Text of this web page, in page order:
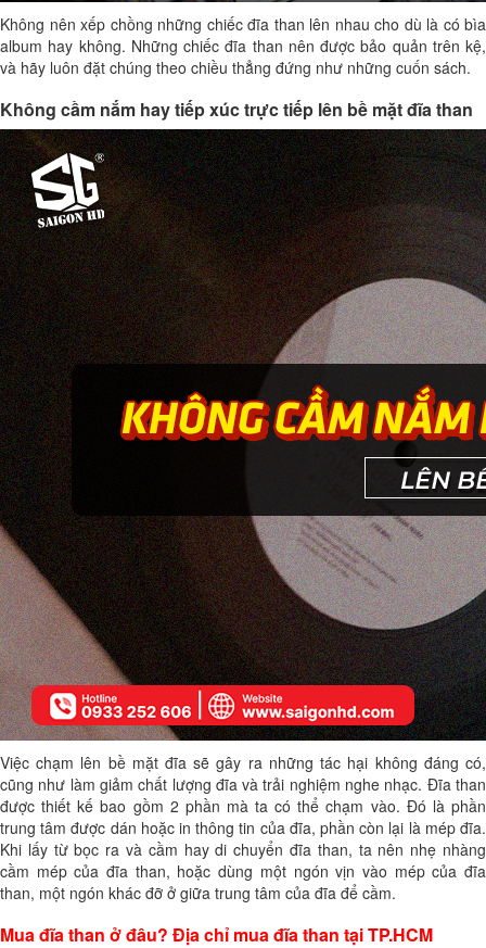
Không nên xếp chồng những chiếc đĩa than lên nhau cho dù là có bìa
album hay không. Những chiếc đĩa than nên được bảo quản trên kệ,
và hãy luôn đặt chúng theo chiều thẳng đứng như những cuốn sách.
Không cầm nắm hay tiếp xúc trực tiếp lên bề mặt đĩa than
Việc chạm lên bề mặt đĩa sẽ gây ra những tác hại không đáng có,
cũng như làm giảm chất lượng đĩa và trải nghiệm nghe nhạc. Đĩa than
được thiết kế bao gồm 2 phần mà ta có thể chạm vào. Đó là phần
trung tâm được dán hoặc in thông tin của đĩa, phần còn lại là mép đĩa.
Khi lấy từ bọc ra và cầm hay di chuyển đĩa than, ta nên nhẹ nhàng
cầm mép của đĩa than, hoặc dùng một ngón vịn vào mép của đĩa
than, một ngón khác đỡ ở giữa trung tâm của đĩa để cầm.
Mua đĩa than ở đâu? Địa chỉ mua đĩa than tại TP.HCM